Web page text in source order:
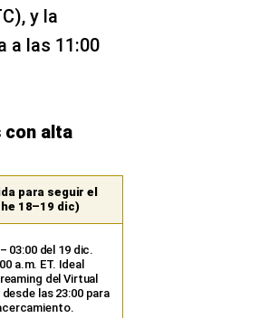
y la
a las 11:00
con alta
para seguir el
18–19 dic)
03:00 del 19 dic.
a.m. ET. Ideal
del Virtual
las 23:00 para